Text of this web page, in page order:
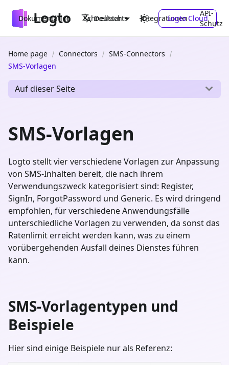
Dokumentation Schnellstarts Integrationen
API-
Schutz
Deutsch Logto Cloud
Home page Connectors
SMS-Connectors
SMS-Vorlagen
Auf dieser Seite
SMS-Vorlagen
Logto stellt vier verschiedene Vorlagen zur Anpassung
von SMS-Inhalten bereit, die nach ihrem
Verwendungszweck kategorisiert sind: Register,
SignIn, ForgotPassword und Generic. Es wird dringend
empfohlen, für verschiedene Anwendungsfälle
unterschiedliche Vorlagen zu verwenden, da sonst das
Ratenlimit erreicht werden kann, was zu einem
vorübergehenden Ausfall deines Dienstes führen
kann.
SMS-Vorlagentypen und
Beispiele
Hier sind einige Beispiele nur als Referenz: